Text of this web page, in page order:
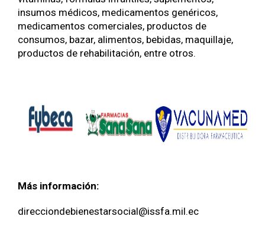
insumos médicos, medicamentos genéricos,
medicamentos comerciales, productos de
consumos, bazar, alimentos, bebidas, maquillaje,
productos de rehabilitación, entre otros.
Más información:
direcciondebienestarsocial@issfa.mil.ec